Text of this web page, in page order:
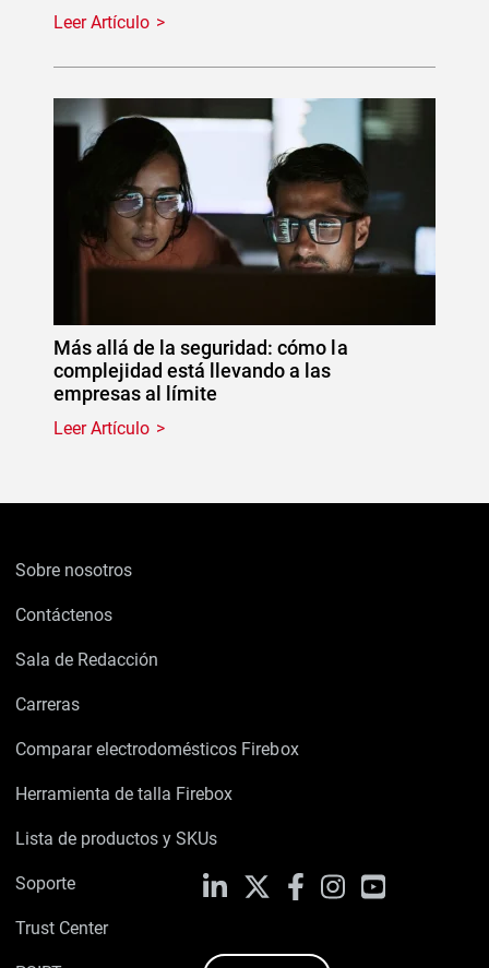
Leer Artículo
Más allá de la seguridad: cómo la
complejidad está llevando a las
empresas al límite
Leer Artículo
Sobre nosotros
Contáctenos
Sala de Redacción
Carreras
Comparar electrodomésticos Firebox
Herramienta de talla Firebox
Lista de productos y SKUs
Soporte
Trust Center
LinkedIn FacebookInstagramYouTube